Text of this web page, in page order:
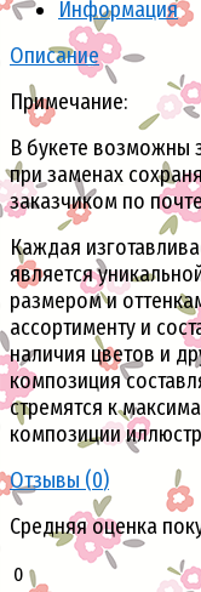
Информация
Описание
Примечание:
В букете возможны
при заменах
заказчиком по
Каждая
является
размером и
ассортименту и
наличия цветов и
композиция
стремятся к
композиции
Отзывы (0)
Средняя оценка
0